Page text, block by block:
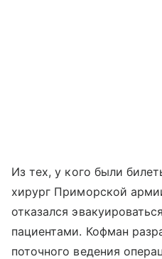
Из тех, у кого были
хирург Приморской
отказался
пациентами. Кофман
поточного ведения